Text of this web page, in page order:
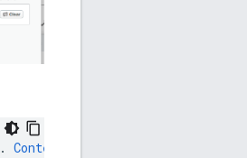
. Context